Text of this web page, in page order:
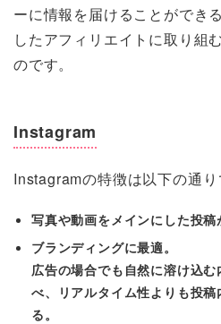
ーに情報を届けることができ
したアフィリエイトに取り組
のです。
Instagram
Instagramの特徴は以下の通り
写真や動画をメインにした投稿
ブランディングに最適。
広告の場合でも自然に溶け込
べ、リアルタイム性よりも投
る。